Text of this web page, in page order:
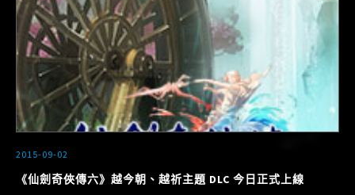
2015-09-02
《仙劍奇俠傳六》越今朝、越祈主題 DLC 今日正式上線